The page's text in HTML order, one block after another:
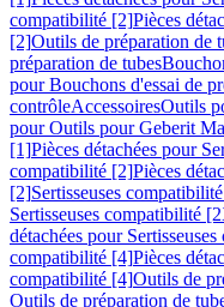
compatibilité [2]Pièces
[2]Outils de préparation de
préparation de tubes
pour Bouchons d'essai de
contrôleAccessoiresOutils
pour Outils pour Geberit
[1]Pièces détachées pour
compatibilité [2]Pièces
[2]Sertisseuses
Sertisseuses compatibilité
détachées pour
compatibilité [4]Pièces
compatibilité [4]Outils de
Outils de préparation de